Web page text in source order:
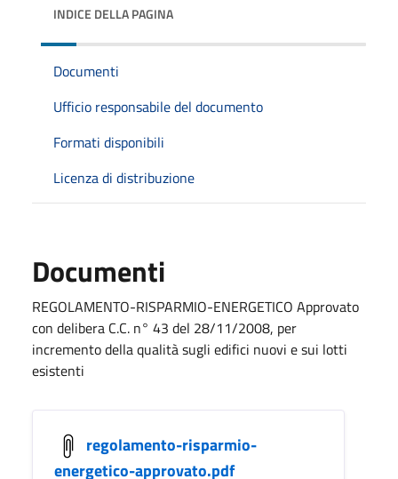
INDICE DELLA PAGINA
Documenti
Ufficio responsabile del documento
Formati disponibili
Licenza di distribuzione
Documenti
REGOLAMENTO-RISPARMIO-ENERGETICO Approvato
con delibera C.C. n° 43 del 28/11/2008, per
incremento della qualità sugli edifici nuovi e sui lotti
esistenti
regolamento-risparmio-
energetico-approvato.pdf